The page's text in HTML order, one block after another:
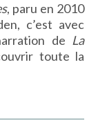
, paru en 2010
c’est avec
de La
toute la